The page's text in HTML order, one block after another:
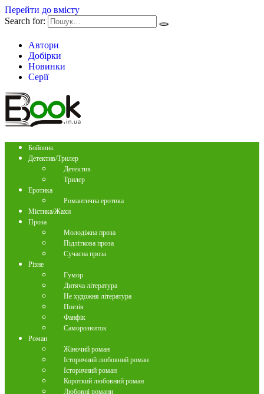
Перейти до вмісту
Search for:
Автори
Добірки
Новинки
Серії
Бойовик
Детектив/Трилер
Детектив
Трилер
Еротика
Романтична еротика
Містика/Жахи
Проза
Молодіжна проза
Підліткова проза
Сучасна проза
Різне
Гумор
Дитяча література
Не художня література
Поезія
Фанфік
Саморозвиток
Роман
Жіночий роман
Історичний любовний роман
Історичний роман
Короткий любовний роман
Любовні романи